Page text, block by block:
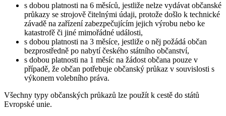
s dobou platnosti na 6 měsíců, jestliže nelze vydávat občanské
průkazy se strojově čitelnými údaji, protože došlo k technické
závadě na zařízení zabezpečujícím jejich výrobu nebo ke
katastrofě či jiné mimořádné události,
s dobou platnosti na 3 měsíce, jestliže o něj požádá občan
bezprostředně po nabytí českého státního občanství,
s dobou platnosti na 1 měsíc na žádost občana pouze v
případě, že občan potřebuje občanský průkaz v souvislosti s
výkonem volebního práva.
Všechny typy občanských průkazů lze použít k cestě do států
Evropské unie.